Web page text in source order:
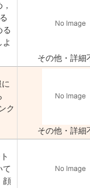
る
その他・詳細
ク
その他・詳細
て
顔